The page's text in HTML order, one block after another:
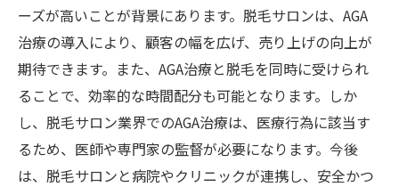
ーズが高いことが背景にあります。脱毛サロンは、AGA
治療の導入により、顧客の幅を広げ、売り上げの向上が
期待できます。また、AGA治療と脱毛を同時に受けられ
ることで、効率的な時間配分も可能となります。しか
し、脱毛サロン業界でのAGA治療は、医療行為に該当す
るため、医師や専門家の監督が必要になります。今後
は、脱毛サロンと病院やクリニックが連携し、安全かつ